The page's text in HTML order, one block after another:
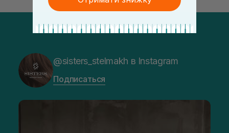
@sisters_stelmakh в Instagram
Подписаться